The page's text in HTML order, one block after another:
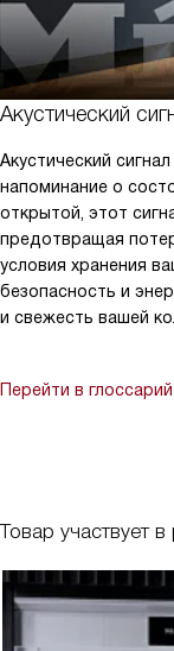
Товар участвует в
Акустический
Акустический
напоминание о
открытой, этот
предотвращая
условия хранения
безопасность и
и свежесть вашей
Перейти в глоссарий